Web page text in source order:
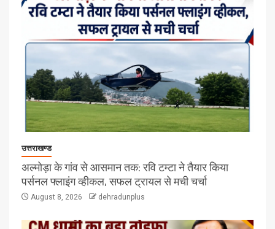
उत्तराखण्ड
अल्मोड़ा के गांव से आसमान तक: रवि टम्टा ने तैयार किया
पर्सनल फ्लाइंग व्हीकल, सफल ट्रायल से मची चर्चा
August 8, 2026 dehradunplus